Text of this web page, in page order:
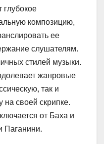
глубокое
композицию,
ее
слушателям.
стилей музыки.
жанровые
так и
своей скрипке.
от Баха и
Паганини.